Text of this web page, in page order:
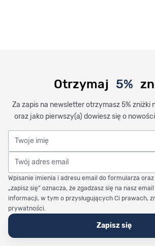
Otrzymaj 5%
Za zapis na newsletter otrzymasz 5% zniżki
oraz jako pierwszy(a) dowiesz się o
Twoje imię
Twój adres email
Wpisanie imienia i adresu email do formularza
„zapisz się” oznacza, że zgadzasz się na nasz
informacji, w tym o przysługujących Ci prawach,
prywatności.
Zapisz się